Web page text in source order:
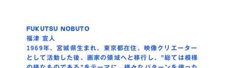
FUKUTSU NOBUTO
福津 宣人
1969年、宮城県生まれ。東京都在住。映像クリエーター
として活動した後、画家の領域へと移行し、”総ては模様